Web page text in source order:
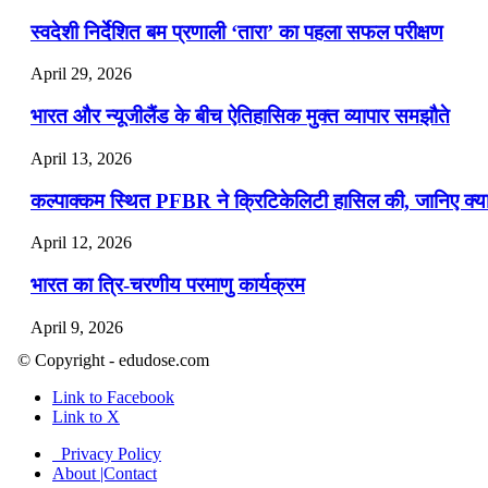
स्वदेशी निर्देशित बम प्रणाली ‘तारा’ का पहला सफल परीक्षण
April 29, 2026
भारत और न्यूजीलैंड के बीच ऐतिहासिक मुक्त व्यापार समझौते
April 13, 2026
कल्पाक्कम स्थित PFBR ने क्रिटिकेलिटी हासिल की, जानिए क्या
April 12, 2026
भारत का त्रि-चरणीय परमाणु कार्यक्रम
April 9, 2026
नासा का आर्टेमिस-2 मिशन: मनुष्य एक बार फिर से चंद्रमा के
April 7, 2026
वित्तीय वर्ष 2026-27 की पहली द्विमासिक मौद्रिक नीति समीक्षा
© Copyright - edudose.com
Link to Facebook
Link to X
Privacy Policy
About |Contact